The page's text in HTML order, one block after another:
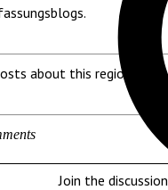
about this region:
Join the discussion